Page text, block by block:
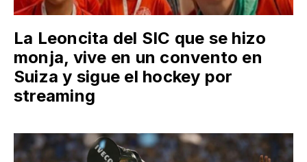
La Leoncita del SIC que se hizo
monja, vive en un convento en
Suiza y sigue el hockey por
streaming